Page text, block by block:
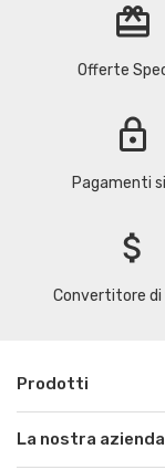
redeem
Offerte
lock
Pagamenti
attach_money
Convertitore
Prodotti
La nostra azienda